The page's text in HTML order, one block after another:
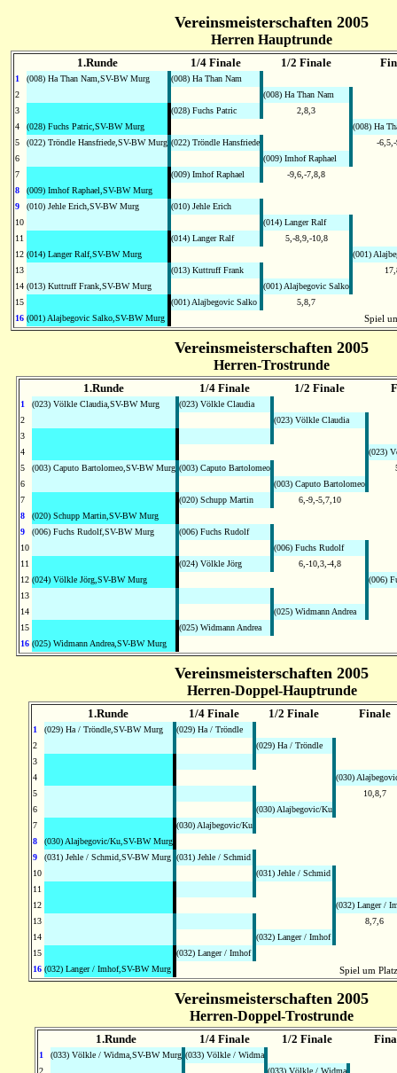
Vereinsmeisterschaften 2005
Herren Hauptrunde
1.Runde 1/4 Finale 1/2 Finale
1 (008) Ha Than Nam,SV-BW Murg
(008) Ha Than Nam
2
(008) Ha Than Nam
3
(028) Fuchs Patric
2,8,3
4
(028) Fuchs Patric,SV-BW Murg
(008) Ha
5
(022) Tröndle Hansfriede,SV-BW Murg (022) Tröndle Hansfriede
-
6
(009) Imhof Raphael
7
(009) Imhof Raphael
-9,6,-7,8,8
8
(009) Imhof Raphael,SV-BW Murg
9
(010) Jehle Erich,SV-BW Murg
(010) Jehle Erich
10
(014) Langer Ralf
11
(014) Langer Ralf
5,-8,9,-10,8
12 (014) Langer Ralf,SV-BW Murg
(001)
13
(013) Kuttruff Frank
14 (013) Kuttruff Frank,SV-BW Murg
(001) Alajbegovic Salko
15
(001) Alajbegovic Salko
5,8,7
16 (001) Alajbegovic Salko,SV-BW Murg Spiel
Vereinsmeisterschaften 2005
Herren-Trostrunde
1.Runde 1/4 Finale 1/2 Finale
1 (023) Völkle Claudia,SV-BW Murg
(023) Völkle Claudia
2
(023) Völkle Claudia
3
4
(023)
5
(003) Caputo Bartolomeo,SV-BW Murg (003) Caputo Bartolomeo
6
(003) Caputo Bartolomeo
7
(020) Schupp Martin
6,-9,-5,7,10
8
(020) Schupp Martin,SV-BW Murg
9
(006) Fuchs Rudolf,SV-BW Murg
(006) Fuchs Rudolf
10
(006) Fuchs Rudolf
11
(024) Völkle Jörg
6,-10,3,-4,8
12 (024) Völkle Jörg,SV-BW Murg
(006)
13
14
(025) Widmann Andrea
15
(025) Widmann Andrea
16 (025) Widmann Andrea,SV-BW Murg
Vereinsmeisterschaften 2005
Herren-Doppel-Hauptrunde
1.Runde 1/4 Finale 1/2 Finale
1 (029) Ha / Tröndle,SV-BW Murg
(029) Ha / Tröndle
2
(029) Ha / Tröndle
3
4
(030)
5
10,8,7
6
(030) Alajbegovic/Ku
7
(030) Alajbegovic/Ku
8
(030) Alajbegovic/Ku,SV-BW Murg
9
(031) Jehle / Schmid,SV-BW Murg (031) Jehle / Schmid
10
(031) Jehle / Schmid
11
12
(032) Langer /
13
8,7,6
14
(032) Langer / Imhof
15
(032) Langer / Imhof
16 (032) Langer / Imhof,SV-BW Murg Spiel um
Vereinsmeisterschaften 2005
Herren-Doppel-Trostrunde
1.Runde 1/4 Finale 1/2 Finale
1 (033) Völkle / Widma,SV-BW Murg (033) Völkle / Widma
2
(033) Völkle / Widma